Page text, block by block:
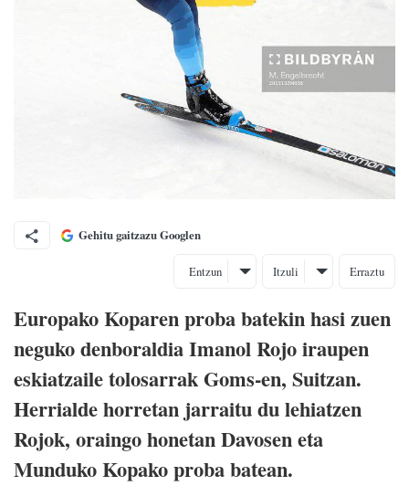
Gehitu gaitzazu Googlen
Entzun Itzuli Erraztu
Europako Koparen proba batekin hasi zuen
neguko denboraldia Imanol Rojo iraupen
eskiatzaile tolosarrak Goms-en, Suitzan.
Herrialde horretan jarraitu du lehiatzen
Rojok, oraingo honetan Davosen eta
Munduko Kopako proba batean.